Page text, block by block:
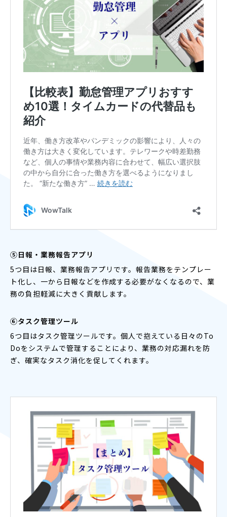
⑤日報・業務報告アプリ
5つ目は日報、業務報告アプリです。報告業務をテンプレー
ト化し、一から日報などを作成する必要がなくなるので、業
務の負担軽減に大きく貢献します。
⑥タスク管理ツール
6つ目はタスク管理ツールです。個人で抱えている日々のTo
Doをシステムで管理することにより、業務の対応漏れを防
ぎ、確実なタスク消化を促してくれます。